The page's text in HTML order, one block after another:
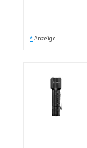
* Anzeige